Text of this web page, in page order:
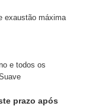
exaustão máxima
e todos os
prazo após